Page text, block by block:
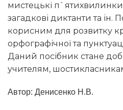
мистецькі
загадкові диктанти та ін.
корисним для розвитку
орфографічної та
Даний посібник стане
учителям,
Автор: Денисенко Н.В.